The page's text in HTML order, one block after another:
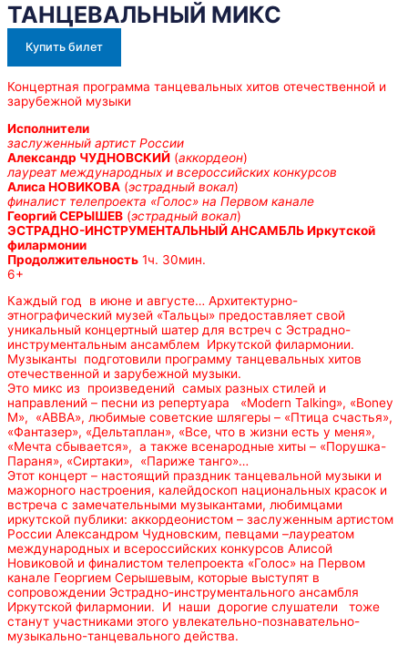
ТАНЦЕВАЛЬНЫЙ МИКС
Купить билет
Концертная программа танцевальных хитов отечественной и
зарубежной музыки
Исполнители
заслуженный артист России
Александр ЧУДНОВСКИЙ (аккордеон)
лауреат международных и всероссийских конкурсов
Алиса НОВИКОВА (эстрадный вокал)
финалист телепроекта «Голос» на Первом канале
Георгий СЕРЫШЕВ (эстрадный вокал)
ЭСТРАДНО-ИНСТРУМЕНТАЛЬНЫЙ АНСАМБЛЬ Иркутской
филармонии
Продолжительность 1ч. 30мин.
6+
Каждый год в июне и августе… Архитектурно-
этнографический музей «Тальцы» предоставляет свой
уникальный концертный шатер для встреч с Эстрадно-
инструментальным ансамблем Иркутской филармонии.
Музыканты подготовили программу танцевальных хитов
отечественной и зарубежной музыки.
Это микс из произведений самых разных стилей и
направлений – песни из репертуара «Modern Talking», «Boney
M», «АВВА», любимые советские шлягеры – «Птица счастья»,
«Фантазер», «Дельтаплан», «Все, что в жизни есть у меня»,
«Мечта сбывается», а также всенародные хиты – «Порушка-
Параня», «Сиртаки», «Париже танго»…
Этот концерт – настоящий праздник танцевальной музыки и
мажорного настроения, калейдоскоп национальных красок и
встреча с замечательными музыкантами, любимцами
иркутской публики: аккордеонистом – заслуженным артистом
России Александром Чудновским, певцами –лауреатом
международных и всероссийских конкурсов Алисой
Новиковой и финалистом телепроекта «Голос» на Первом
канале Георгием Серышевым, которые выступят в
сопровождении Эстрадно-инструментального ансамбля
Иркутской филармонии. И наши дорогие слушатели тоже
станут участниками этого увлекательно-познавательно-
музыкально-танцевального действа.